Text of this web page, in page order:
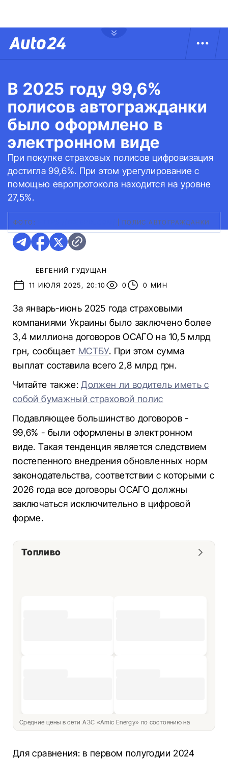
В 2025 году 99,6%
полисов автогражданки
было оформлено в
электронном виде
При покупке страховых полисов цифровизация
достигла 99,6%. При этом урегулирование с
помощью европротокола находится на уровне
27,5%.
ФОТО: ПОЛИС АВТОГРАЖДАНКИ
ЕВГЕНИЙ ГУДУЩАН
11 ИЮЛЯ 2025, 20:10
0 0 МИН
За январь-июнь 2025 года страховыми
компаниями Украины было заключено более
3,4 миллиона договоров ОСАГО на 10,5 млрд
грн, сообщает МСТБУ. При этом сумма
выплат составила всего 2,8 млрд грн.
Читайте также:Должен ли водитель иметь с
собой бумажный страховой полис
Подавляющее большинство договоров -
99,6% - были оформлены в электронном
виде. Такая тенденция является следствием
постепенного внедрения обновленных норм
законодательства, соответствии с которыми с
2026 года все договоры ОСАГО должны
заключаться исключительно в цифровой
форме.
Топливо
Средние цены в сети АЗС «Amic Energy» по состоянию на
Для сравнения: в первом полугодии 2024